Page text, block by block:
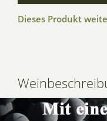
Dieses Produkt